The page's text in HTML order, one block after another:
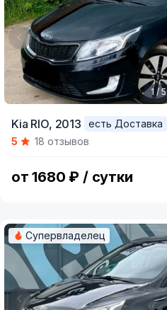
of
1 / 5
Kia RIO, 2013
есть Доставка
5
18 отзывов
от 1680 ₽ / сутки
Супервладелец